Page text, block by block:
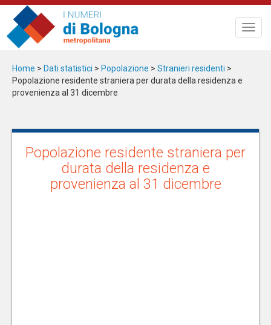
Salta
contenuto
principale
Home > Dati statistici > Popolazione > Stranieri residenti >
Popolazione residente straniera per durata della residenza e
provenienza al 31 dicembre
Popolazione residente straniera per
durata della residenza e
provenienza al 31 dicembre